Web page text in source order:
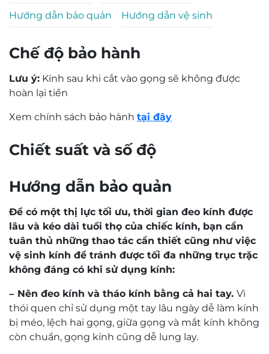
Hướng dẫn bảo quản Hướng dẫn vệ sinh
Chế độ bảo hành
Lưu ý: Kính sau khi cắt vào gọng sẽ không được
hoàn lại tiền
Xem chính sách bảo hành tại đây
Chiết suất và số độ
Hướng dẫn bảo quản
Để có một thị lực tối ưu, thời gian đeo kính được
lâu và kéo dài tuổi thọ của chiếc kính, bạn cần
tuân thủ những thao tác cần thiết cũng như việc
vệ sinh kính để tránh được tối đa những trục trặc
không đáng có khi sử dụng kính:
– Nên đeo kính và tháo kính bằng cả hai tay. Vì
thói quen chỉ sử dụng một tay lâu ngày dễ làm kính
bị méo, lệch hai gọng, giữa gọng và mắt kính không
còn chuẩn, gọng kính cũng dễ lung lay.